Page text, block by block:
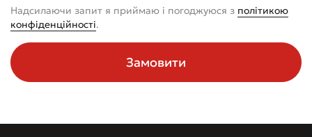
Надсилаючи запит я приймаю і погоджуюся з політикою
конфіденційності.
Замовити